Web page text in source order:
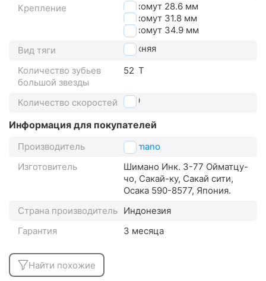
Крепление
на хомут 28.6 мм
на хомут 31.8 мм
на хомут 34.9 мм
Вид тяги
нижняя
Количество зубьев
большой звезды
52 T
Количество скоростей 2x9
Информация для покупателей
Производитель
Shimano
Изготовитель
Шимано Инк. 3-77 Ойматцу-
чо, Сакай-ку, Сакай сити,
Осака 590-8577, Япония.
Страна производитель Индонезия
Гарантия
3 месяца
Найти похожие